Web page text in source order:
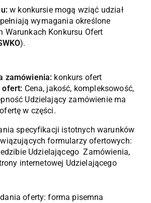
w konkursie mogą wziąć udział
wymagania określone
Warunkach Konkursu Ofert
).
zamówienia: konkurs ofert
ofert: Cena, jakość, kompleksowość,
Udzielający zamówienie ma
w części.
specyfikacji istotnych warunków
formularzy ofertowych:
Udzielającego Zamówienia,
internetowej Udzielającego
oferty: forma pisemna